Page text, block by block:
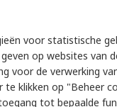
Switch
voor statistische
op websites van
voor de verwerking
klikken op "Beheer
tot bepaalde